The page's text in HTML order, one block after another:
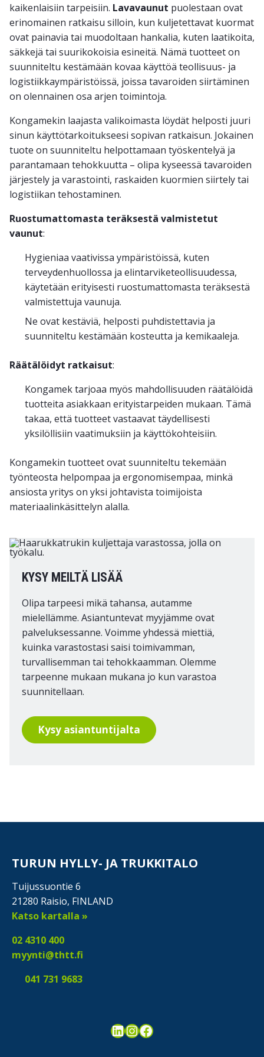
kaikenlaisiin tarpeisiin. Lavavaunut puolestaan ovat
erinomainen ratkaisu silloin, kun kuljetettavat kuormat
ovat painavia tai muodoltaan hankalia, kuten laatikoita,
säkkejä tai suurikokoisia esineitä. Nämä tuotteet on
suunniteltu kestämään kovaa käyttöä teollisuus- ja
logistiikkaympäristöissä, joissa tavaroiden siirtäminen
on olennainen osa arjen toimintoja.
Kongamekin laajasta valikoimasta löydät helposti juuri
sinun käyttötarkoitukseesi sopivan ratkaisun. Jokainen
tuote on suunniteltu helpottamaan työskentelyä ja
parantamaan tehokkuutta – olipa kyseessä tavaroiden
järjestely ja varastointi, raskaiden kuormien siirtely tai
logistiikan tehostaminen.
Ruostumattomasta teräksestä valmistetut
vaunut:
Hygieniaa vaativissa ympäristöissä, kuten
terveydenhuollossa ja elintarviketeollisuudessa,
käytetään erityisesti ruostumattomasta teräksestä
valmistettuja vaunuja.
Ne ovat kestäviä, helposti puhdistettavia ja
suunniteltu kestämään kosteutta ja kemikaaleja.
Räätälöidyt ratkaisut:
Kongamek tarjoaa myös mahdollisuuden räätälöidä
tuotteita asiakkaan erityistarpeiden mukaan. Tämä
takaa, että tuotteet vastaavat täydellisesti
yksilöllisiin vaatimuksiin ja käyttökohteisiin​.
Kongamekin tuotteet ovat suunniteltu tekemään
työnteosta helpompaa ja ergonomisempaa, minkä
ansiosta yritys on yksi johtavista toimijoista
materiaalinkäsittelyn alalla.
KYSY MEILTÄ LISÄÄ
Olipa tarpeesi mikä tahansa, autamme
mielellämme. Asiantuntevat myyjämme ovat
palveluksessanne. Voimme yhdessä miettiä,
kuinka varastostasi saisi toimivamman,
turvallisemman tai tehokkaamman. Olemme
tarpeenne mukaan mukana jo kun varastoa
suunnitellaan.
Kysy asiantuntijalta
TURUN HYLLY- JA TRUKKITALO
Tuijussuontie 6
21280 Raisio, FINLAND
Katso kartalla »
02 4310 400
myynti@thtt.fi
041 731 9683
LinkedIn
Instagram
Facebook